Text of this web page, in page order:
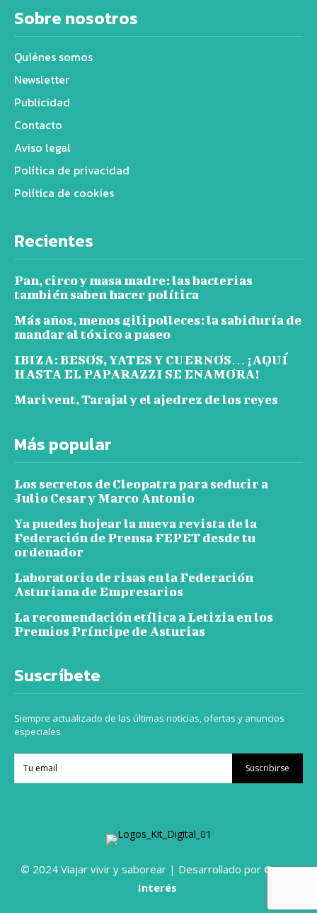
Sobre nosotros
Quiénes somos
Newsletter
Publicidad
Contacto
Aviso legal
Política de privacidad
Política de cookies
Recientes
Pan, circo y masa madre: las bacterias
también saben hacer política
Más años, menos gilipolleces: la sabiduría de
mandar al tóxico a paseo
IBIZA: BESOS, YATES Y CUERNOS… ¡AQUÍ
HASTA EL PAPARAZZI SE ENAMORA!
Marivent, Tarajal y el ajedrez de los reyes
Más popular
Los secretos de Cleopatra para seducir a
Julio Cesar y Marco Antonio
Ya puedes hojear la nueva revista de la
Federación de Prensa FEPET desde tu
ordenador
Laboratorio de risas en la Federación
Asturiana de Empresarios
La recomendación etílica a Letizia en los
Premios Príncipe de Asturias
Suscríbete
Siempre actualizado de las últimas noticias, ofertas y anuncios
especiales.
Suscribirse
© 2024 Viajar vivir y saborear | Desarrollado por Grupo
Interés